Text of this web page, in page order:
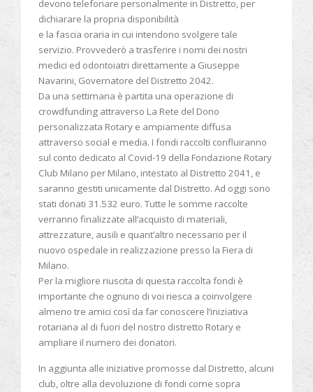
devono telefonare personalmente in Distretto, per
dichiarare la propria disponibilità
e la fascia oraria in cui intendono svolgere tale
servizio. Provvederò a trasferire i nomi dei nostri
medici ed odontoiatri direttamente a Giuseppe
Navarini, Governatore del Distretto 2042.
Da una settimana è partita una operazione di
crowdfunding attraverso La Rete del Dono
personalizzata Rotary e ampiamente diffusa
attraverso social e media. I fondi raccolti confluiranno
sul conto dedicato al Covid-19 della Fondazione Rotary
Club Milano per Milano, intestato al Distretto 2041, e
saranno gestiti unicamente dal Distretto. Ad oggi sono
stati donati 31.532 euro. Tutte le somme raccolte
verranno finalizzate all’acquisto di materiali,
attrezzature, ausili e quant’altro necessario per il
nuovo ospedale in realizzazione presso la Fiera di
Milano.
Per la migliore riuscita di questa raccolta fondi è
importante che ognuno di voi riesca a coinvolgere
almeno tre amici così da far conoscere l’iniziativa
rotariana al di fuori del nostro distretto Rotary e
ampliare il numero dei donatori.
In aggiunta alle iniziative promosse dal Distretto, alcuni
club, oltre alla devoluzione di fondi come sopra